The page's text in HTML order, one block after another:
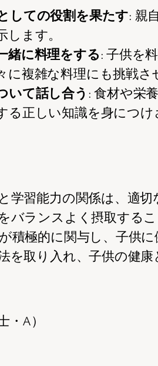
しての役割を果たす: 親
します。
緒に料理をする: 子供を
に複雑な料理にも挑戦さ
いて話し合う : 食材や栄
る正しい知識を身につけ
学習能力の関係は、適
バランスよく摂取する
積極的に関与し、子供
を取り入れ、子供の健
・A）